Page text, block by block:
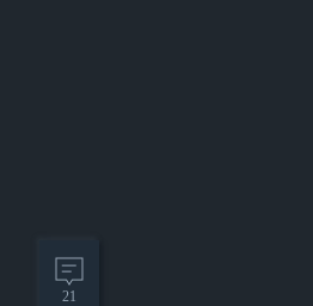
21